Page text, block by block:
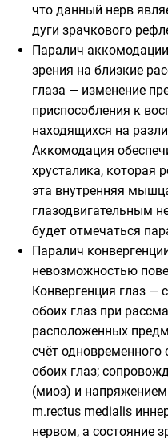
что данный нерв
дуги зрачкового
Паралич аккомодации
зрения на близкие
глаза — изменение
приспособления к
находящихся на
Аккомодация
хрусталика, которая
эта внутренняя
глазодвигательным
будет отмечаться
Паралич
невозможностью
Конвергенция глаз —
обоих глаз при
расположенных
счёт
обоих глаз;
(миоз) и
m.rectus medialis
нервом, а состояние